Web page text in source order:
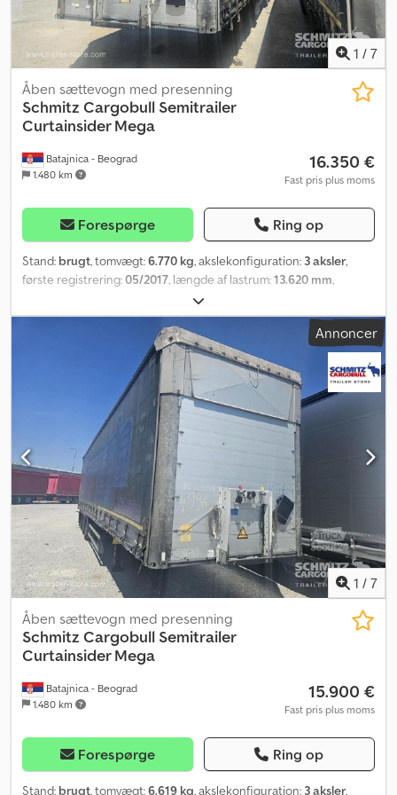
1 / 7
Batajnica - Beograd
1.480 km
Åben sættevogn med presenning
Schmitz Cargobull Semitrailer
Curtainsider Mega
16.350 €
Fast pris plus moms
Forespørge Ring op
Stand: brugt, tomvægt:6.770 kg, akslekonfiguration: 3 aksler,
første registrering:05/2017, længde af lastrum:13.620 mm,
, lastepladshøjde:
lastepladsvolumen:101 m³, affjedring:luft, dækstørrelse:385/55
, Produktionsår: ABS,
Egenvægt: 6.770 kg, DIN EN 12642-certifikat (kode XL), Lasterum
(L B H): 13.620 mm x 2.480 mm x 3.000 mm. Dækstørrelse: 385/55
R22.5, Lasterumsvolumen: 101 m³, 1. aksel: , 2. aksel: , 3. aksel: ,
Luftaffjedring, Underrun-beskyttelse, Elektronisk bremsesystem
EBS, Værktøjskasse, Holder til reservehjul (2x), Fastgjort støtteben,
Skydetag, Tilslutningsstik 1x15- og 2x7-polet, Anti-sprøjt,
Toldplomber, Hævetag (hydraulisk). Codpfx Ajzrqd Uspnoha
Annoncer
1 / 7
Batajnica - Beograd
1.480 km
Åben sættevogn med presenning
Schmitz Cargobull Semitrailer
Curtainsider Mega
15.900 €
Fast pris plus moms
Forespørge Ring op
Stand: brugt, tomvægt:6.619 kg, akslekonfiguration: 3 aksler,